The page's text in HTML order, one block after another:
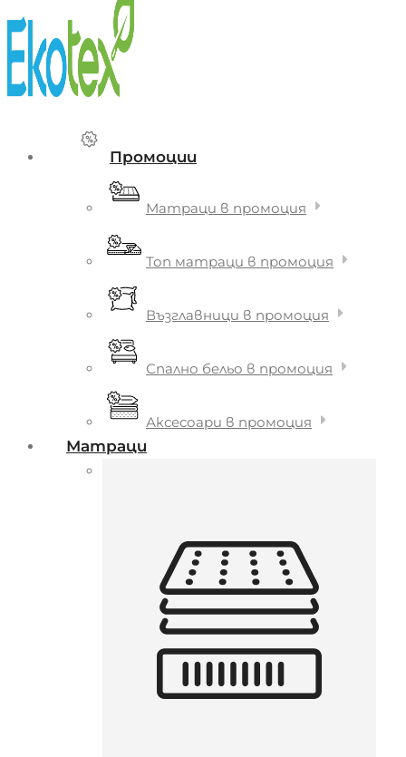
Промоции
Матраци в промоция
Топ матраци в промоция
Възглавници в промоция
Спално бельо в промоция
Аксесоари в промоция
Матраци